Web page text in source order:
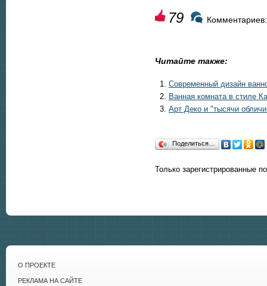
79 Комментариев:
Читайте также:
Современный дизайн
Ванная комната в стиле
Арт Деко и "тысячи
Поделиться…
Только зарегистрированные
О ПРОЕКТЕ
РЕКЛАМА НА САЙТЕ